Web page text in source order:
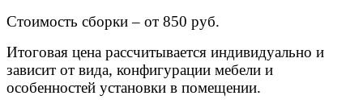
Стоимость сборки – от 850 руб.
Итоговая цена рассчитывается индивидуально и
зависит от вида, конфигурации мебели и
особенностей установки в помещении.